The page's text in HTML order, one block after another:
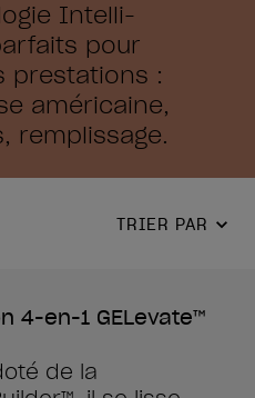
Intelli-
pour
prestations :
américaine,
remplissage.
TRIER PAR
4-en-1 GELevate™
de la